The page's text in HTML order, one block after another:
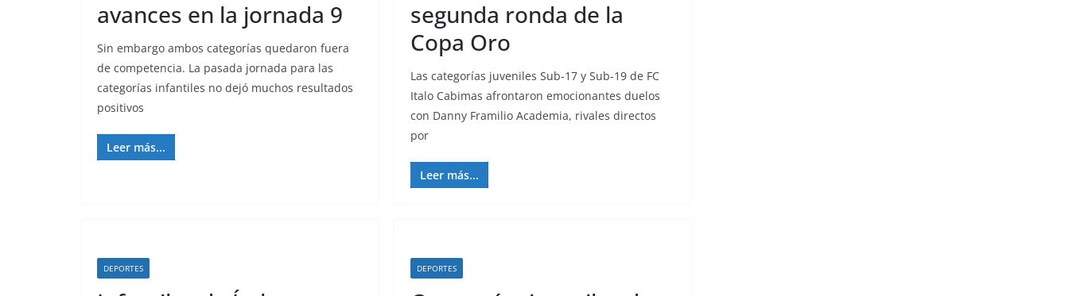
avances en la jornada 9
Sin embargo ambos categorías quedaron fuera
de competencia. La pasada jornada para las
categorías infantiles no dejó muchos resultados
positivos
Leer más...
segunda ronda de la
Copa Oro
Las categorías juveniles Sub-17 y Sub-19 de FC
Italo Cabimas afrontaron emocionantes duelos
con Danny Framilio Academia, rivales directos
por
Leer más...
DEPORTES DEPORTES